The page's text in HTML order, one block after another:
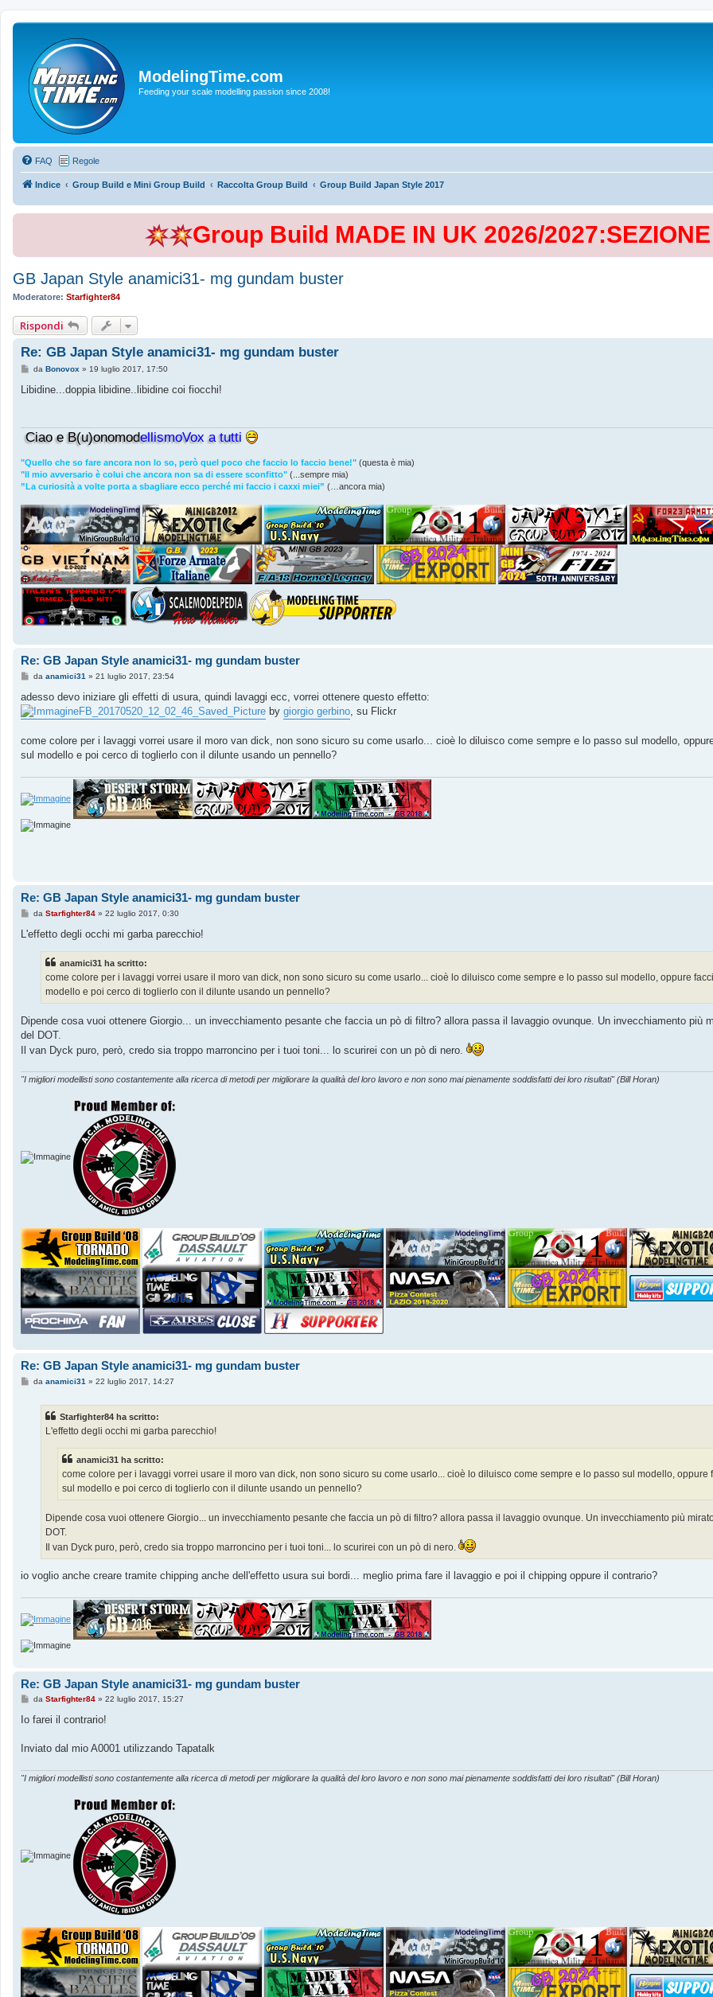
ModelingTime.com
Feeding your scale modelling passion since 2008!
FAQ Regole
Indice Group Build e Mini Group Build Raccolta Group Build Group Build Japan Style 2017
Group Build MADE IN UK 2026/
GB Japan Style anamici31- mg gundam buster
Moderatore: Starfighter84
Rispondi
Re: GB Japan Style anamici31- mg gundam buster
M
s
i
o
da Bonovox » 19 luglio 2017, 17:50
Libidine...doppia libidine..libidine coi fiocchi!
Ciao e B(u)onomodellismoVox a tutti
"Quello che so fare ancora non lo so, però quel poco che faccio lo faccio bene!" (questa è mia)
"Il mio avversario è colui che ancora non sa di essere sconfitto" (...sempre mia)
”La curiosità a volte porta a sbagliare ecco perché mi faccio i caxxi miei” (…ancora mia)
Re: GB Japan Style anamici31- mg gundam buster
M
s
s
a
i
o
da anamici31 » 21 luglio 2017, 23:54
adesso devo iniziare gli effetti di usura, quindi lavaggi ecc, vorrei ottenere questo effetto:
FB_20170520_12_02_46_Saved_Picture by giorgio gerbino , su Flickr
come colore per i lavaggi vorrei usare il moro van dick, non sono sicuro su come usarlo... cioè lo diluisco come sempre e lo passo sul modello,
sul modello e poi cerco di toglierlo con il dilunte usando un pennello?
Re: GB Japan Style anamici31- mg gundam buster
M
s
da Starfighter84» 22 luglio 2017, 0:30
L'effetto degli occhi mi garba parecchio!
anamici31 ha scritto:
come colore per i lavaggi vorrei usare il moro van dick, non sono sicuro su come usarlo... cioè lo diluisco come sempre e lo passo sul modello, oppure
modello e poi cerco di toglierlo con il dilunte usando un pennello?
Dipende cosa vuoi ottenere Giorgio... un invecchiamento pesante che faccia un pò di filtro? allora passa il lavaggio ovunque. Un invecchiamento più
del DOT.
Il van Dyck puro, però, credo sia troppo marroncino per i tuoi toni... lo scurirei con un pò di nero.
"I migliori modellisti sono costantemente alla ricerca di metodi per migliorare la qualità del loro lavoro e non sono mai pienamente soddisfatti dei loro risultati" (Bill Horan)
Re: GB Japan Style anamici31- mg gundam buster
Mda anamici31 » 22 luglio 2017, 14:27
Starfighter84 ha scritto:
L'effetto degli occhi mi garba parecchio!
anamici31 ha scritto:
come colore per i lavaggi vorrei usare il moro van dick, non sono sicuro su come usarlo... cioè lo diluisco come sempre e lo passo sul modello,
sul modello e poi cerco di toglierlo con il dilunte usando un pennello?
Dipende cosa vuoi ottenere Giorgio... un invecchiamento pesante che faccia un pò di filtro? allora passa il lavaggio ovunque. Un invecchiamento più
DOT.
Il van Dyck puro, però, credo sia troppo marroncino per i tuoi toni... lo scurirei con un pò di nero.
io voglio anche creare tramite chipping anche dell'effetto usura sui bordi... meglio prima fare il lavaggio e poi il chipping oppure il contrario?
Re: GB Japan Style anamici31- mg gundam buster
M
s
g
o
da Starfighter84» 22 luglio 2017, 15:27
Io farei il contrario!
Inviato dal mio A0001 utilizzando Tapatalk
"I migliori modellisti sono costantemente alla ricerca di metodi per migliorare la qualità del loro lavoro e non sono mai pienamente soddisfatti dei loro risultati" (Bill Horan)